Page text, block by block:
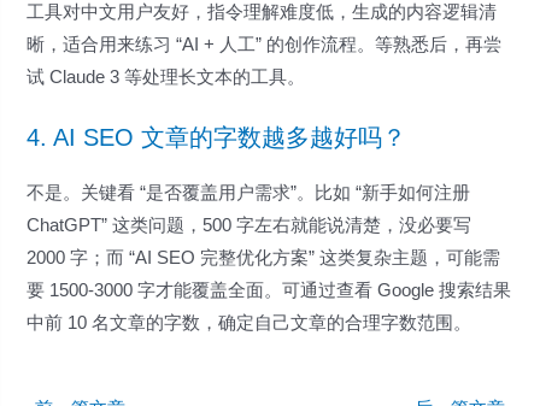
工具对中文用户友好，指令理解难度低，生成的内容逻辑清
晰，适合用来练习 “AI + 人工” 的创作流程。等熟悉后，再尝
试 Claude 3 等处理长文本的工具。
4. AI SEO 文章的字数越多越好吗？
不是。关键看 “是否覆盖用户需求”。比如 “新手如何注册
ChatGPT” 这类问题，500 字左右就能说清楚，没必要写
2000 字；而 “AI SEO 完整优化方案” 这类复杂主题，可能需
要 1500-3000 字才能覆盖全面。可通过查看 Google 搜索结果
中前 10 名文章的字数，确定自己文章的合理字数范围。